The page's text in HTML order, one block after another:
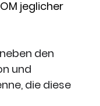
jeglicher
den
und
die diese